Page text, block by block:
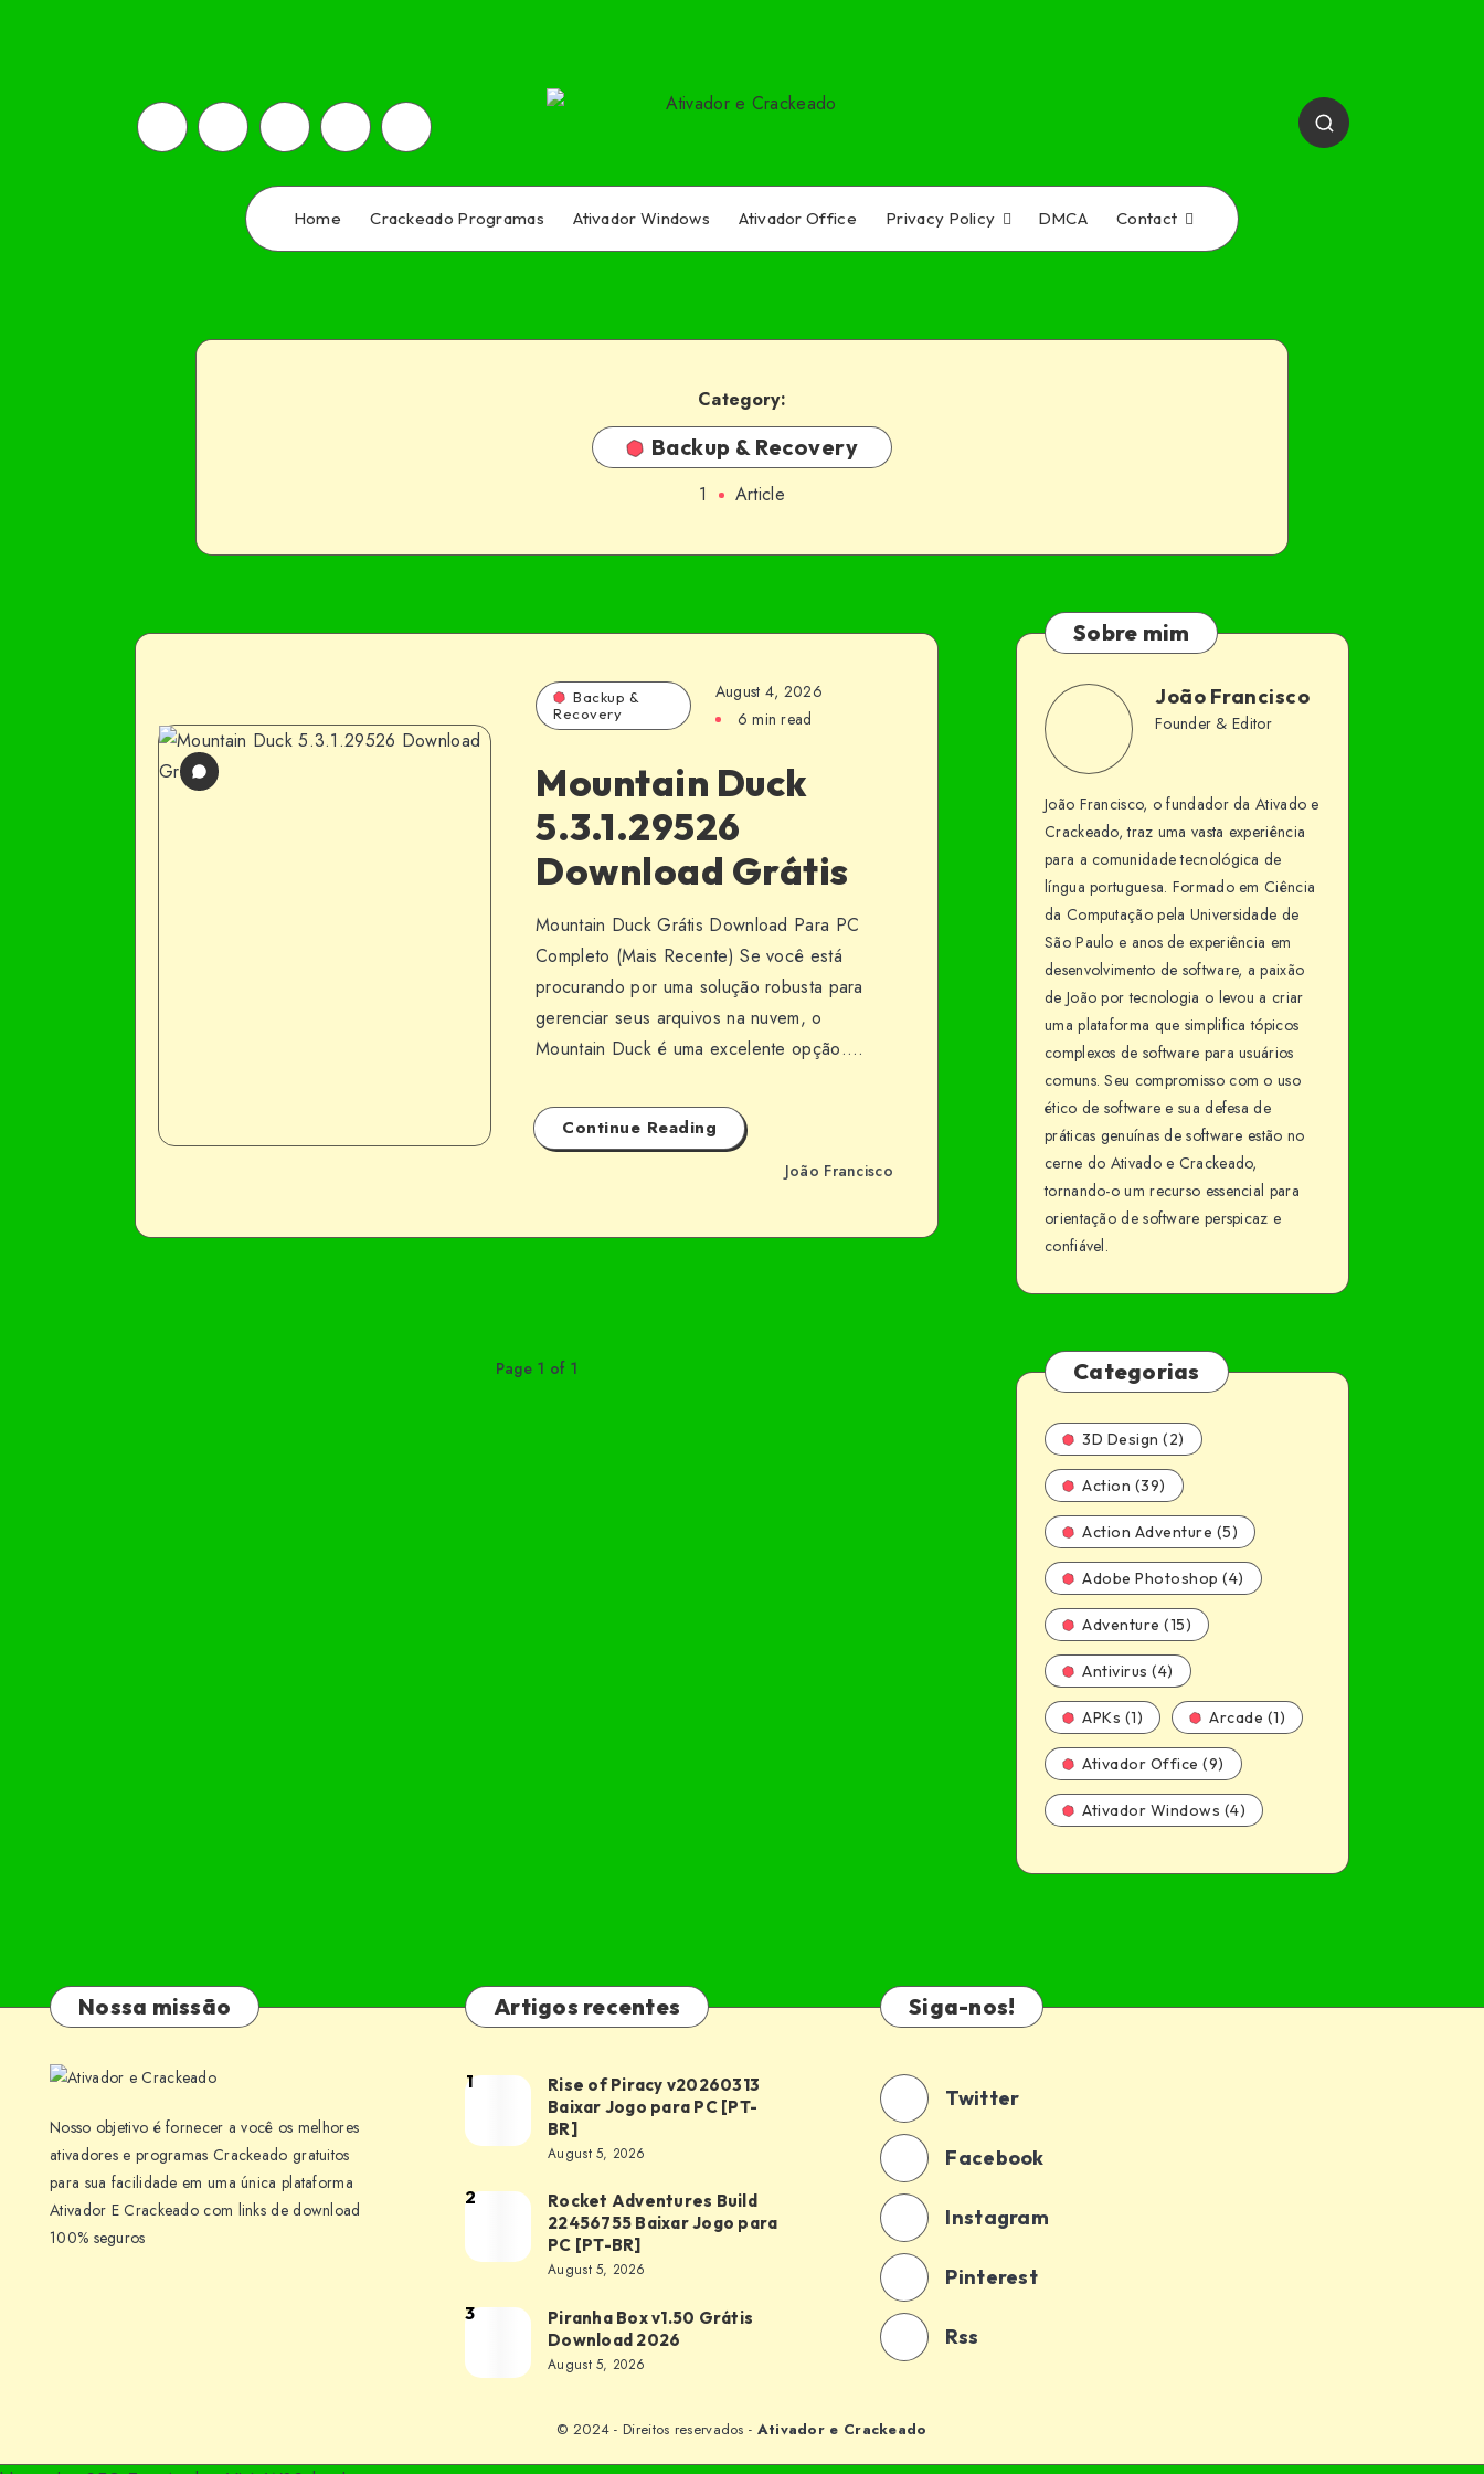
Home Crackeado Programas Ativador Windows Ativador Office Privacy Policy DMCA Contact
Category:
Backup & Recovery
1 Article
Backup &
Recovery
August 4, 2026
6 min read
Mountain Duck
5.3.1.29526
Download Grátis
Mountain Duck Grátis Download Para PC
Completo (Mais Recente) Se você está
procurando por uma solução robusta para
gerenciar seus arquivos na nuvem, o
Mountain Duck é uma excelente opção….
Continue Reading
João Francisco
Page 1 of 1
Sobre mim
João
Francisco
João Francisco
Founder & Editor
Facebook
João Francisco, o fundador da Ativado e
Crackeado, traz uma vasta experiência
para a comunidade tecnológica de
língua portuguesa. Formado em Ciência
da Computação pela Universidade de
São Paulo e anos de experiência em
desenvolvimento de software, a paixão
de João por tecnologia o levou a criar
uma plataforma que simplifica tópicos
complexos de software para usuários
comuns. Seu compromisso com o uso
ético de software e sua defesa de
práticas genuínas de software estão no
cerne do Ativado e Crackeado,
tornando-o um recurso essencial para
orientação de software perspicaz e
confiável.
Categorias
3D Design (2)
Action (39)
Action Adventure (5)
Adobe Photoshop (4)
Adventure (15)
Antivirus (4)
APKs (1) Arcade (1)
Ativador Office (9)
Ativador Windows (4)
Nossa missão
Nosso objetivo é fornecer a você os melhores
ativadores e programas Crackeado gratuitos
para sua facilidade em uma única plataforma
Ativador E Crackeado com links de download
100% seguros
Artigos recentes
Rise
Piracy
Jogo
PC
BR]
1
Rise of Piracy v20260313
Baixar Jogo para PC [PT-
BR]
August 5, 2026
Rocket
Adventures
Build
Jogo
2
Rocket Adventures Build
22456755 Baixar Jogo para
PC [PT-BR]
August 5, 2026
Piranha
v1.50
3
Piranha Box v1.50 Grátis
Download 2026
August 5, 2026
Siga-nos!
Twitter
Facebook
Instagram
Pinterest
Rss
© 2024 - Direitos reservados - Ativador e Crackeado